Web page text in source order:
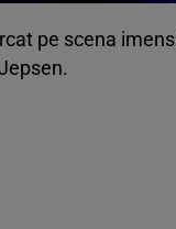
pe scena